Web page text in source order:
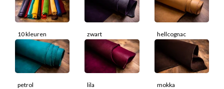
10 kleuren zwart hellcognac
petrol lila mokka